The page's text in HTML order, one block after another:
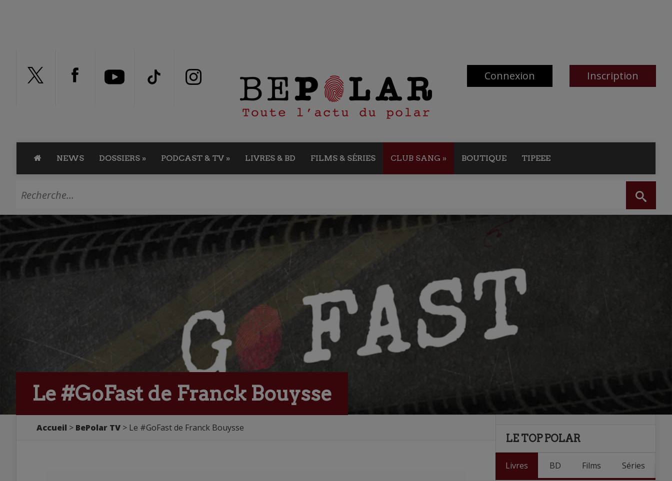
Connexion Inscription
NEWS DOSSIERS » PODCAST & TV » LIVRES & BD FILMS & SÉRIES CLUB SANG » BOUTIQUE TIPEEE
Le #GoFast de Franck Bouysse
Accueil > BePolar TV > Le #GoFast de Franck Bouysse
LE TOP POLAR
Livres BD Films Séries